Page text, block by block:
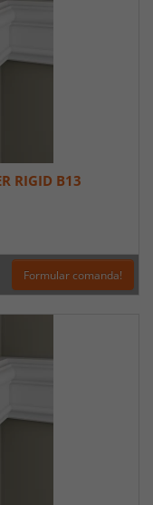
RIGID B13
Formular comanda!